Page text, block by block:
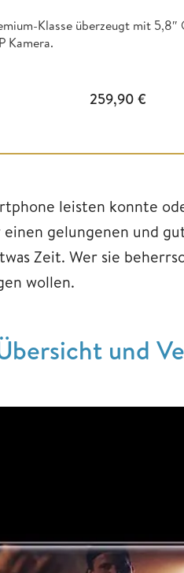
Klasse überzeugt mit
Kamera.
259,90 €
leisten konnte
gelungenen und
Zeit. Wer sie
wollen.
und